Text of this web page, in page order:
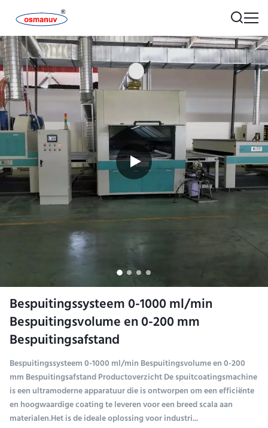
Bespuitingssysteem 0-1000 ml/min
Bespuitingsvolume en 0-200 mm
Bespuitingsafstand
Bespuitingssysteem 0-1000 ml/min Bespuitingsvolume en 0-200
mm Bespuitingsafstand Productoverzicht De spuitcoatingsmachine
is een ultramoderne apparatuur die is ontworpen om een efficiënte
en hoogwaardige coating te leveren voor een breed scala aan
materialen.Het is de ideale oplossing voor industri...